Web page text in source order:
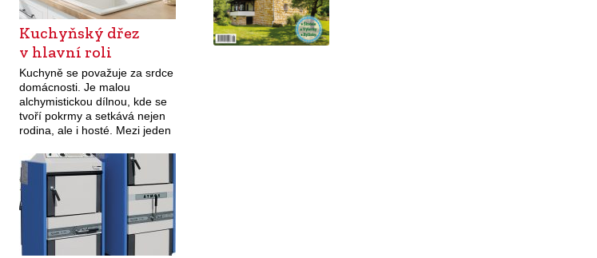
Kuchyňský dřez
v hlavní roli
Kuchyně se považuje za srdce
domácnosti. Je malou
alchymistickou dílnou, kde se
tvoří pokrmy a setkává nejen
rodina, ale i hosté. Mezi jeden
kuchyňský dřez. Na co bychom
měli brát zřetel?